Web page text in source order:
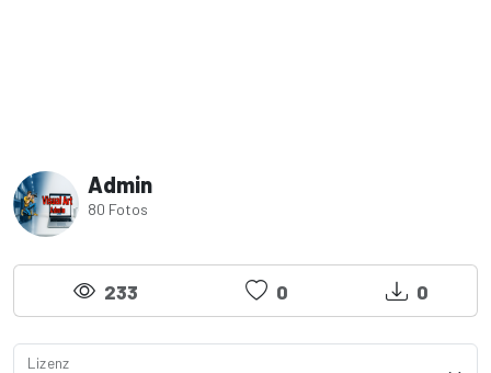
Admin
80 Fotos
233 0 0
Lizenz